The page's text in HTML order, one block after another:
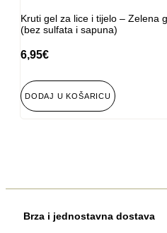
Kruti gel za lice i tijelo – Zelena
(bez sulfata i sapuna)
6,95€
DODAJ U KOŠARICU
Brza i jednostavna dostava